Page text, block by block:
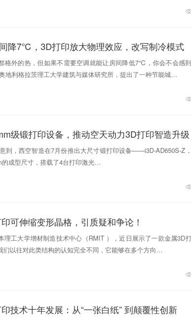
降7℃，3D打印放大物理效应，改写制冷模式
格外的热，但如果不需要空调就能让房间降低7℃，你会不会感
地利格拉茨理工大学建筑与媒体研究所，提出了一种节能城…
级锻打印设备，推动空天动力3D打印智造升级
到，西空智造在7月份推出大尺寸锻打印设备——i3D-AD650S-Z
的成型尺寸，搭载了4台打印激光…
可伸缩变形晶格，引质疑和争论！
理工大学增材制造技术中心（RMIT ），近日展示了一款金属3D
们以往对此类结构的认知完全不同，它能够在多个方向…
技术十年发展：从“一张白纸” 到颠覆性创新